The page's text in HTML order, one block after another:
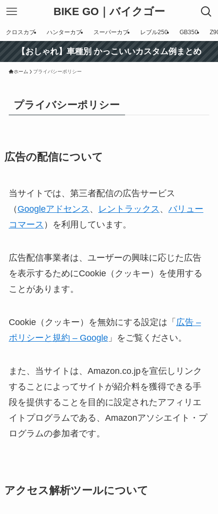
BIKE GO｜バイクゴー
クロスカブ ハンターカブ スーパーカブ レブル250 GB350
【おしゃれ】車種別 かっこいいカスタム例まとめ
ホーム プライバシーポリシー
プライバシーポリシー
広告の配信について
当サイトでは、第三者配信の広告サービス
（ Googleアドセンス 、 レントラックス 、 バリュー
コマース ）を利用しています。
広告配信事業者は、ユーザーの興味に応じた広告
を表示するためにCookie（クッキー）を使用する
ことがあります。
Cookie（クッキー）を無効にする設定は「 広告 –
ポリシーと規約 – Google」をご覧ください。
また、当サイトは、Amazon.co.jpを宣伝しリンク
することによってサイトが紹介料を獲得できる手
段を提供することを目的に設定されたアフィリエ
イトプログラムである、Amazonアソシエイト・プ
ログラムの参加者です。
アクセス解析ツールについて